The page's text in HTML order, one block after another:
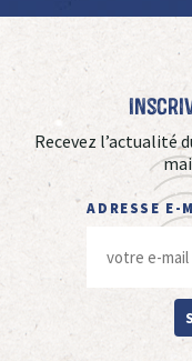
Recevez l’actualité
ADRESSE E-